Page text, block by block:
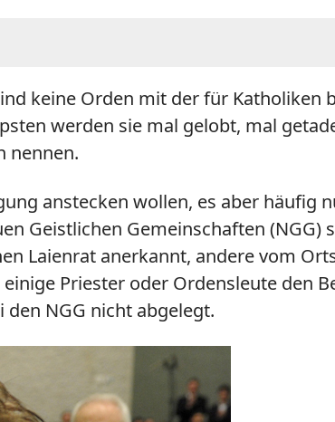
keine Orden mit der für Katholiken
werden sie mal gelobt, mal
nennen.
anstecken wollen, es aber häufig
Geistlichen Gemeinschaften (NGG)
Laienrat anerkannt, andere vom
Priester oder Ordensleute den
NGG nicht abgelegt.